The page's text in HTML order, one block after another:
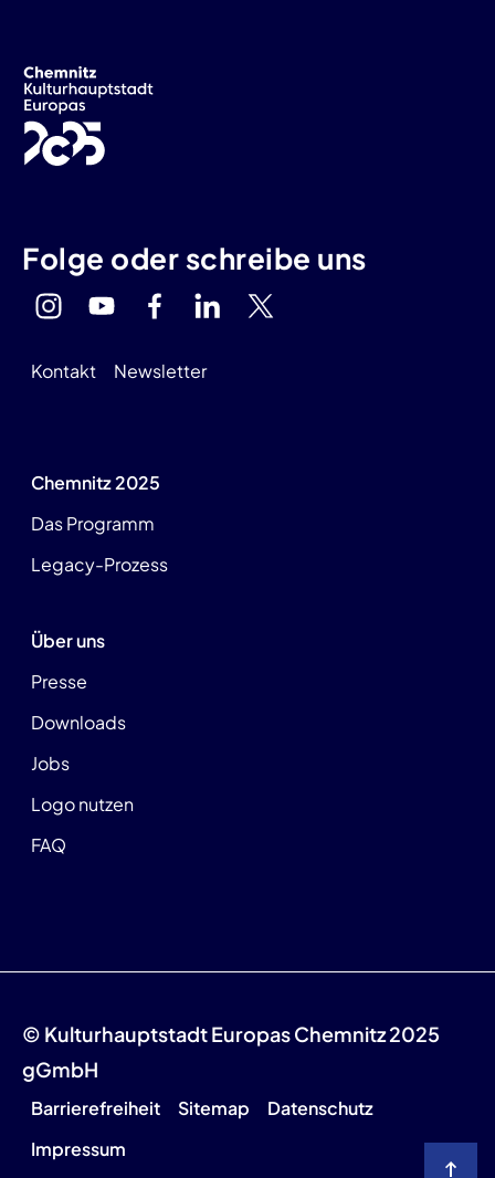
Folge oder schreibe uns
Kontakt Newsletter
Chemnitz 2025
Das Programm
Legacy-Prozess
Über uns
Presse
Downloads
Jobs
Logo nutzen
FAQ
© Kulturhauptstadt Europas Chemnitz 2025
gGmbH
Barrierefreiheit Sitemap
Datenschutz
Impressum